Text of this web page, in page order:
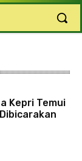
Kepri Temui